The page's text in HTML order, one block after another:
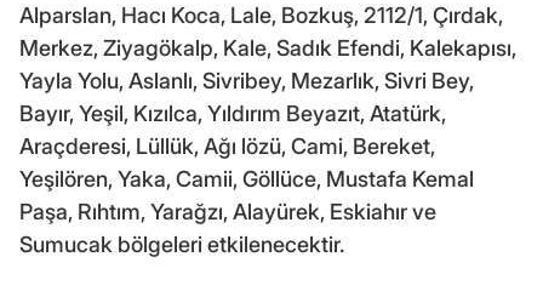
Alparslan, Hacı Koca, Lale, Bozkuş, 2112/1, Çırdak,
Merkez, Ziyagökalp, Kale, Sadık Efendi, Kalekapısı,
Yayla Yolu, Aslanlı, Sivribey, Mezarlık, Sivri Bey,
Bayır, Yeşil, Kızılca, Yıldırım Beyazıt, Atatürk,
Araçderesi, Lüllük, Ağı lözü, Cami, Bereket,
Yeşilören, Yaka, Camii, Göllüce, Mustafa Kemal
Paşa, Rıhtım, Yarağzı, Alayürek, Eskiahır ve
Sumucak bölgeleri etkilenecektir.